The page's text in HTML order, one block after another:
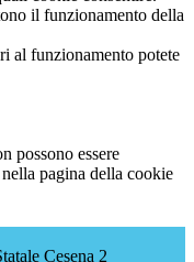
il funzionamento della
al funzionamento potete
possono essere
pagina della cookie
Cesena 2